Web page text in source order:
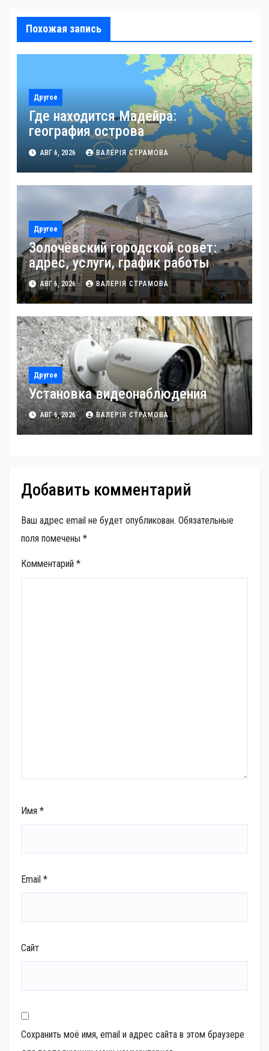
Похожая запись
Другое
Где находится Мадейра:
география острова
АВГ 6, 2026 ВАЛЕРІЯ СТРАМОВА
Другое
Золочёвский городской совет:
адрес, услуги, график работы
АВГ 6, 2026 ВАЛЕРІЯ СТРАМОВА
Другое
Установка видеонаблюдения
АВГ 6, 2026 ВАЛЕРІЯ СТРАМОВА
Добавить комментарий
Ваш адрес email не будет опубликован. Обязательные
поля помечены *
Комментарий *
Имя *
Email *
Сайт
Сохранить моё имя, email и адрес сайта в этом браузере